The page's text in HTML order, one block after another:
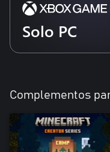
Solo PC
Complementos